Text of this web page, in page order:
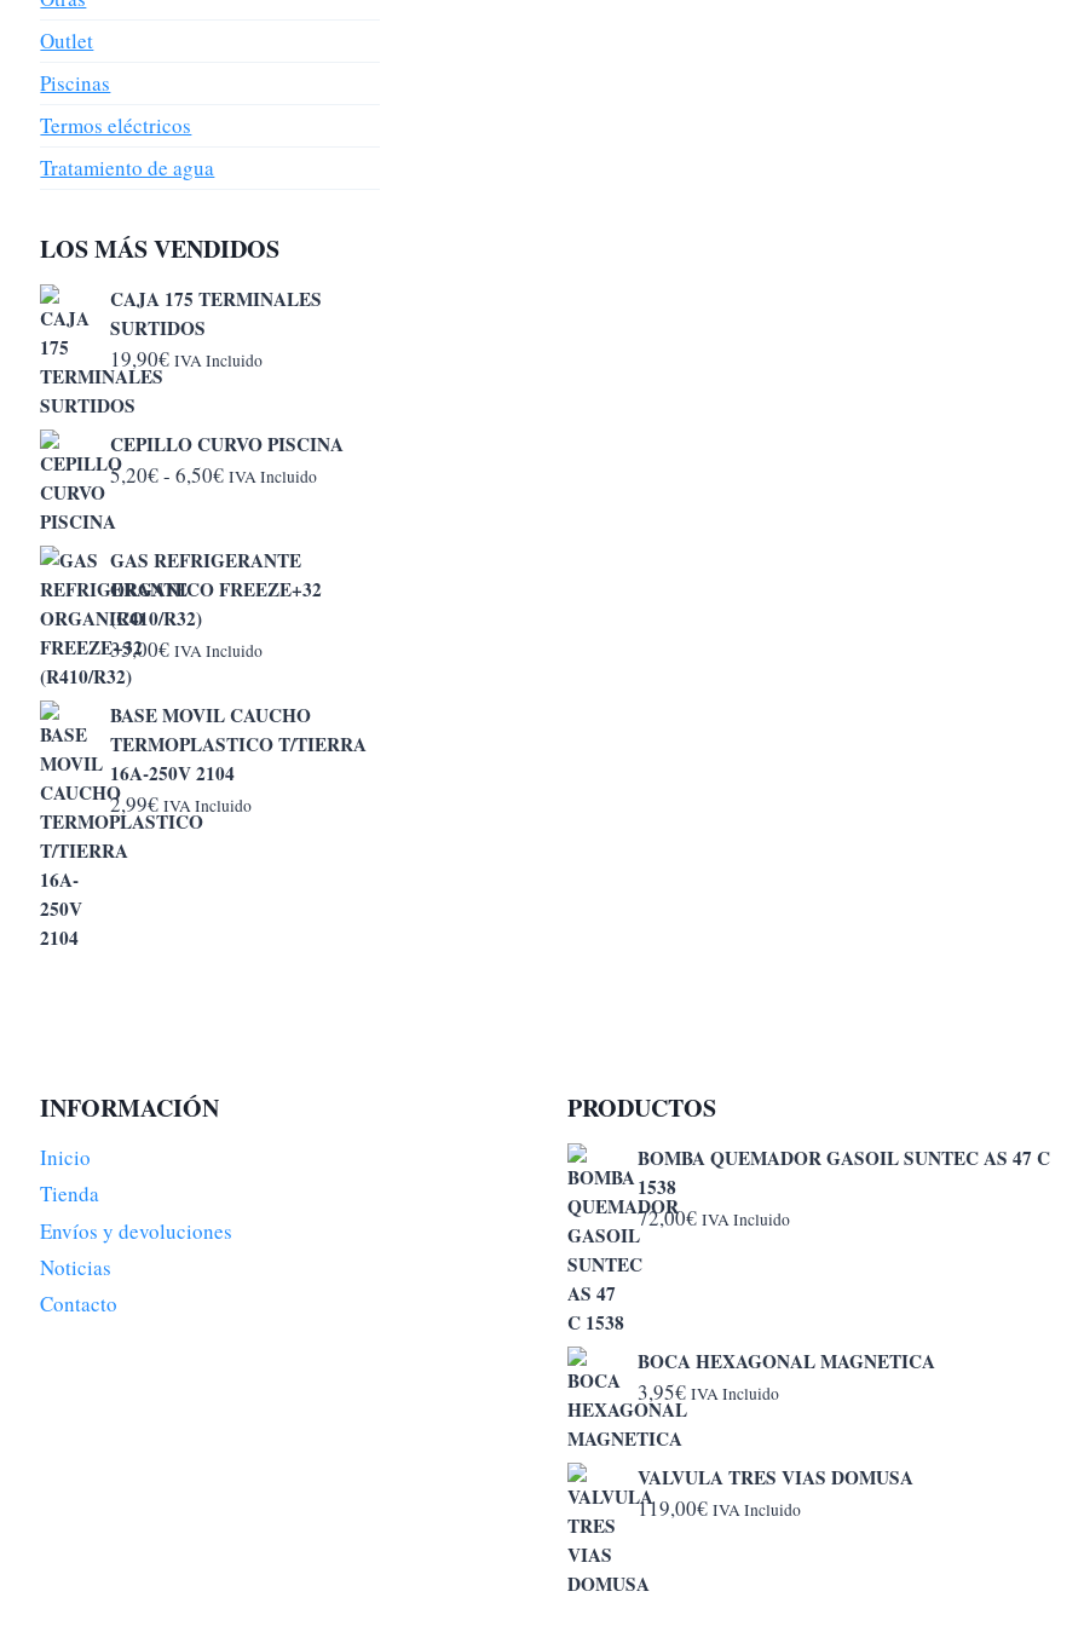
Outlet
Piscinas
Termos eléctricos
Tratamiento de agua
LOS MÁS VENDIDOS
CAJA 175 TERMINALES
SURTIDOS
19,90€ IVA Incluido
CEPILLO CURVO PISCINA
5,20€- 6,50€Rango
desde
5,20€
IVA Incluido
GAS REFRIGERANTE
ORGANICO FREEZE+32
(R410/R32)
35,00€ IVA Incluido
BASE MOVIL CAUCHO
TERMOPLASTICO T/TIERRA
16A-250V 2104
2,99€ IVA Incluido
INFORMACIÓN
Inicio
Tienda
Envíos y devoluciones
Noticias
Contacto
PRODUCTOS
BOMBA QUEMADOR GASOIL SUNTEC AS 47 C
1538
72,00€ IVA Incluido
BOCA HEXAGONAL MAGNETICA
3,95€ IVA Incluido
VALVULA TRES VIAS DOMUSA
119,00€ IVA Incluido